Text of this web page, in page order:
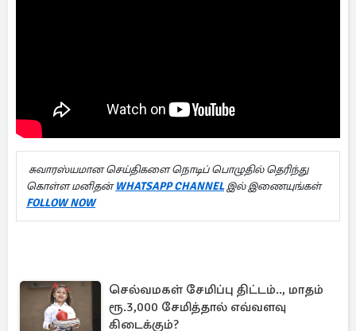
சுவாரஸ்யமான செய்திகளை நொடிப் பொழுதில் தெரிந்து
கொள்ள மனிதன்WHATSAPP CHANNELஇல் இணையுங்கள்
FOLLOW NOW
செல்வமகள் சேமிப்பு திட்டம்.., மாதம்
ரூ.3,000 சேமித்தால் எவ்வளவு
கிடைக்கும்?